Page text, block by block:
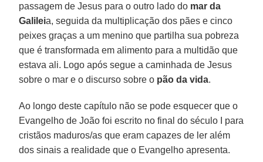
passagem de Jesus para o outro lado do mar da
Galileia, seguida da multiplicação dos pães e cinco
peixes graças a um menino que partilha sua pobreza
que é transformada em alimento para a multidão que
estava ali. Logo após segue a caminhada de Jesus
sobre o mar e o discurso sobre o pão da vida.
Ao longo deste capítulo não se pode esquecer que o
Evangelho de João foi escrito no final do século I para
cristãos maduros/as que eram capazes de ler além
dos sinais a realidade que o Evangelho apresenta.